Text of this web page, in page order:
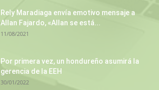
Rely Maradiaga envía emotivo mensaje a
Allan Fajardo, «Allan se está...
11/08/2021
Por primera vez, un hondureño asumirá la
gerencia de la EEH
30/01/2022